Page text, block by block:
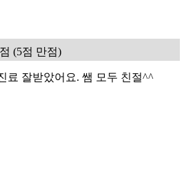
(5점 만점)
료 잘받았어요. 쌤 모두 친절^^